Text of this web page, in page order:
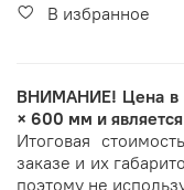
В избранное
ВНИМАНИЕ! Цена в
× 600 мм и
Итоговая
заказе и их
поэтому не